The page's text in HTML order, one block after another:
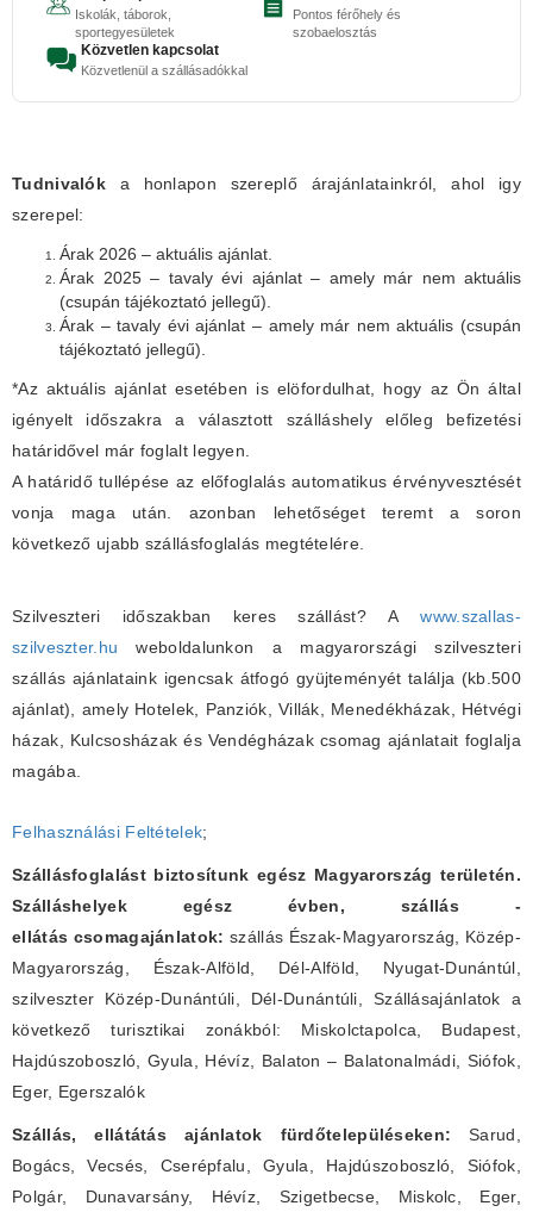
Iskolák, táborok,
sportegyesületek
Pontos férőhely és
szobaelosztás
Közvetlen kapcsolat
Közvetlenül a szállásadókkal
Tudnivalók a honlapon szereplő árajánlatainkról, ahol igy
szerepel:
Árak 2026 – aktuális ajánlat.
Árak 2025 – tavaly évi ajánlat – amely már nem aktuális
(csupán tájékoztató jellegű).
Árak – tavaly évi ajánlat – amely már nem aktuális (csupán
tájékoztató jellegű).
*Az aktuális ajánlat esetében is elöfordulhat, hogy az Ön által
igényelt időszakra a választott szálláshely előleg befizetési
határidővel már foglalt legyen.
A határidő tullépése az előfoglalás automatikus érvényvesztését
vonja maga után. azonban lehetőséget teremt a soron
következő ujabb szállásfoglalás megtételére.
Szilveszteri időszakban keres szállást? Awww.szallas-
szilveszter.hu weboldalunkon a magyarországi szilveszteri
szállás ajánlataink igencsak átfogó gyüjteményét találja (kb.500
ajánlat), amely Hotelek, Panziók, Villák, Menedékházak, Hétvégi
házak, Kulcsosházak és Vendégházak csomag ajánlatait foglalja
magába.
Felhasználási Feltételek;
Szállásfoglalást biztosítunk egész Magyarország területén.
Szálláshelyek egész évben, szállás -
ellátás csomagajánlatok: szállás Észak-Magyarország, Közép-
Magyarország, Észak-Alföld, Dél-Alföld, Nyugat-Dunántúl,
szilveszter Közép-Dunántúli, Dél-Dunántúli, Szállásajánlatok a
következő turisztikai zonákból: Miskolctapolca, Budapest,
Hajdúszoboszló, Gyula, Hévíz, Balaton – Balatonalmádi, Siófok,
Eger, Egerszalók
Szállás, ellátátás ajánlatok fürdőtelepüléseken:Sarud,
Bogács, Vecsés, Cserépfalu, Gyula, Hajdúszoboszló, Siófok,
Polgár, Dunavarsány, Hévíz, Szigetbecse, Miskolc, Eger,